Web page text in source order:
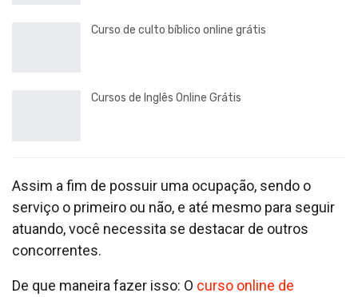
Curso de culto bíblico online grátis
Cursos de Inglês Online Grátis
Assim a fim de possuir uma ocupação, sendo o
serviço o primeiro ou não, e até mesmo para seguir
atuando, você necessita se destacar de outros
concorrentes.
De que maneira fazer isso: O curso online de